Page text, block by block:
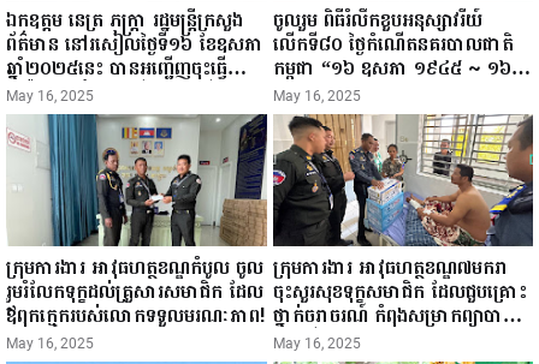
ឯកឧត្តម នេត្រ ភក្ត្រា រដ្ឋមន្ត្រីក្រសួង
ព័ត៌មាន នៅរសៀលថ្ងៃទី១៦ ខែឧសភា
ឆ្នាំ២០២៥នេះ បានអញ្ជើញចុះធ្វើ
ជំរឿនថ្នាក់ដឹកនាំមន្ត្រីរាជការស៉ីវិល នៃ
ក្រសួងព័ត៌មាន...
May 16, 2025
ចូលរួម ពិធីរំលឹកខួបអនុស្សាវរីយ៍
លើកទី៨០ ថ្ងៃកំណើតនគរបាលជាតិ
កម្ពុជា “១៦ ឧសភា ១៩៤៥ ~ ១៦
ឧសភា ២០២៥”...
May 16, 2025
ក្រុមការងារ អាវុធហត្ថខណ្ឌកំបូល ចូល
រួមរំលែកទុក្ខដល់គ្រួសារសមាជិក ដែល
ឪពុកក្មេករបស់លោកទទួលមរណៈភាព!
May 16, 2025
ក្រុមការងារ អាវុធហត្ថខណ្ឌ៧មករា
ចុះសួរសុខទុក្ខសមាជិក ដែលជួបគ្រោះ
ថ្នាក់ចរាចរណ៍ កំពុងសម្រាកព្យាបាល
នៅមន្ទីរពេទ្យ!
May 16, 2025